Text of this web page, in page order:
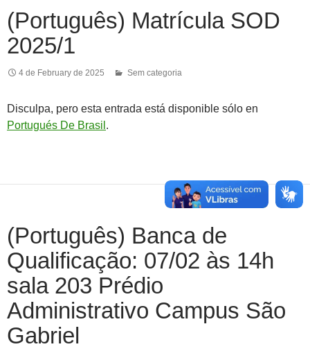
(Português) Matrícula SOD
2025/1
4 de February de 2025 Sem categoria
Disculpa, pero esta entrada está disponible sólo en
Portugués De Brasil .
(Português) Banca de
Qualificação: 07/02 às 14h
sala 203 Prédio
Administrativo Campus São
Gabriel